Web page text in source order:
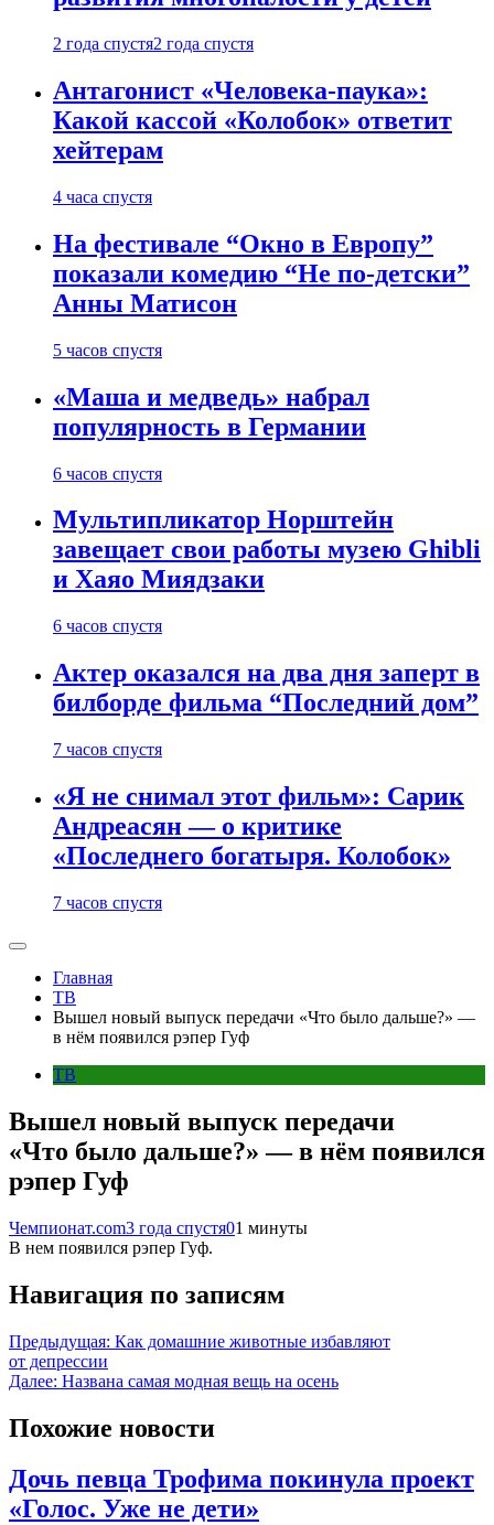
2 года спустя2 года спустя
Антагонист «Человека-паука»:
Какой кассой «Колобок» ответит
хейтерам
4 часа спустя
На фестивале “Окно в Европу”
показали комедию “Не по-детски”
Анны Матисон
5 часов спустя
«Маша и медведь» набрал
популярность в Германии
6 часов спустя
Мультипликатор Норштейн
завещает свои работы музею Ghibli
и Хаяо Миядзаки
6 часов спустя
Актер оказался на два дня заперт в
билборде фильма “Последний дом”
7 часов спустя
«Я не снимал этот фильм»: Сарик
Андреасян — о критике
«Последнего богатыря. Колобок»
7 часов спустя
Главная
ТВ
Вышел новый выпуск передачи «Что было дальше?» —
в нём появился рэпер Гуф
ТВ
Вышел новый выпуск передачи
«Что было дальше?» — в нём появился
рэпер Гуф
Чемпионат.com3 года спустя01 минуты
В нем появился рэпер Гуф.
Навигация по записям
Предыдущая: Как домашние животные избавляют
от депрессии
Далее: Названа самая модная вещь на осень
Похожие новости
Дочь певца Трофима покинула проект
«Голос. Уже не дети»